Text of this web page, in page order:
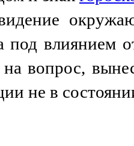
под влиянием
вопрос,
не в